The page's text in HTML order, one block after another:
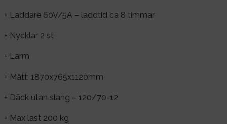
+ Laddare 60V/5A – laddtid ca 8 timmar
+ Nycklar 2 st
+ Larm
+ Mått: 1870x765x1120mm
+ Däck utan slang – 120/70-12
+ Max last 200 kg